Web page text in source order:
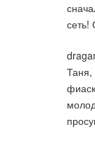
сеть!
Таня,